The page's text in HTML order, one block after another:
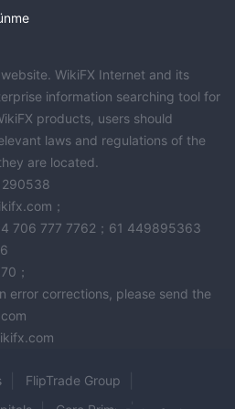
çevrimiçi başvuru formunu
için gerekli tüm alanların
emin olun.
şartları dikkatlice okuyun ve
işlem kurallarına ve
ticaret hesabınızı gerekli
edin.
fon yatırma sürecini takip edin.
sağlanan gerekli işlem
ettiğiniz işlem platformuyla
WikiFX Internet and its
information searching tool for
products, users should
laws and regulations of the
are located.
；
706 777 7762；61 449895363
；
error corrections, please send the
FlipTrade Group